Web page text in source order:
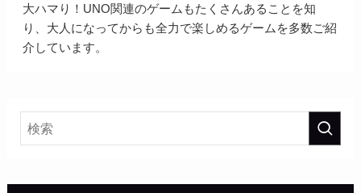
大ハマり！UNO関連のゲームもたくさんあることを知
り、大人になってからも全力で楽しめるゲームを多数ご紹
介しています。